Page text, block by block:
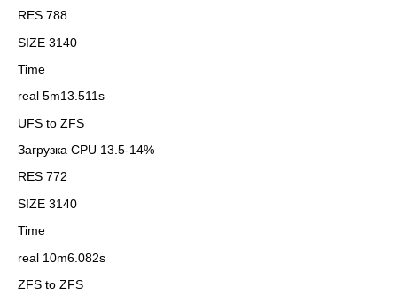
RES 788
SIZE 3140
Time
real 5m13.511s
UFS to ZFS
Загрузка CPU 13.5-14%
RES 772
SIZE 3140
Time
real 10m6.082s
ZFS to ZFS